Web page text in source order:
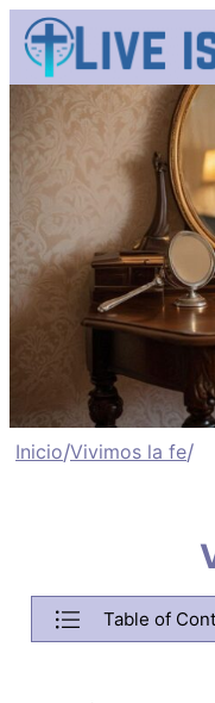
Saltar
contenido
Back
Inicio/Vivimos la fe/
Table of